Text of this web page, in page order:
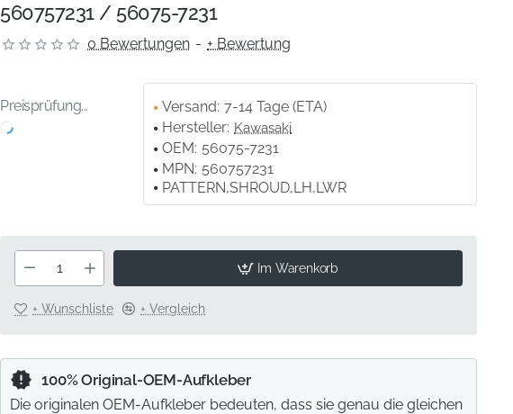
560757231 / 56075-7231
0 Bewertungen - + Bewertung
Preisprüfung... Versand: 7-14 Tage (ETA)
Hersteller: Kawasaki
OEM: 56075-7231
MPN: 560757231
PATTERN,SHROUD,LH,LWR
Im Warenkorb
+ Wunschliste + Vergleich
100% Original-OEM-Aufkleber
Die originalen OEM-Aufkleber bedeuten, dass sie genau die gleichen